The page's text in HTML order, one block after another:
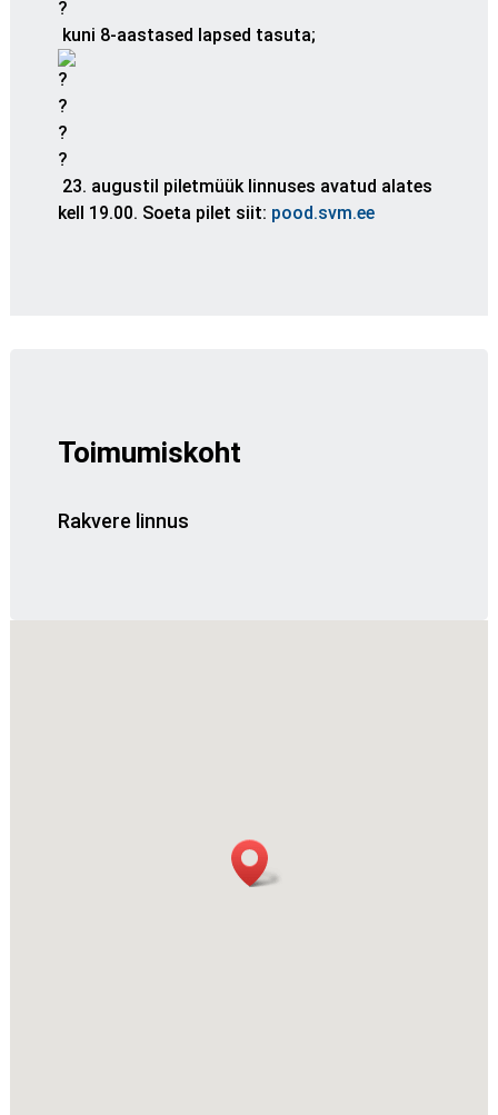
kuni 8-aastased lapsed tasuta;
23. augustil piletmüük linnuses avatud alates
kell 19.00. Soeta pilet siit: pood.svm.ee
Toimumiskoht
Rakvere linnus